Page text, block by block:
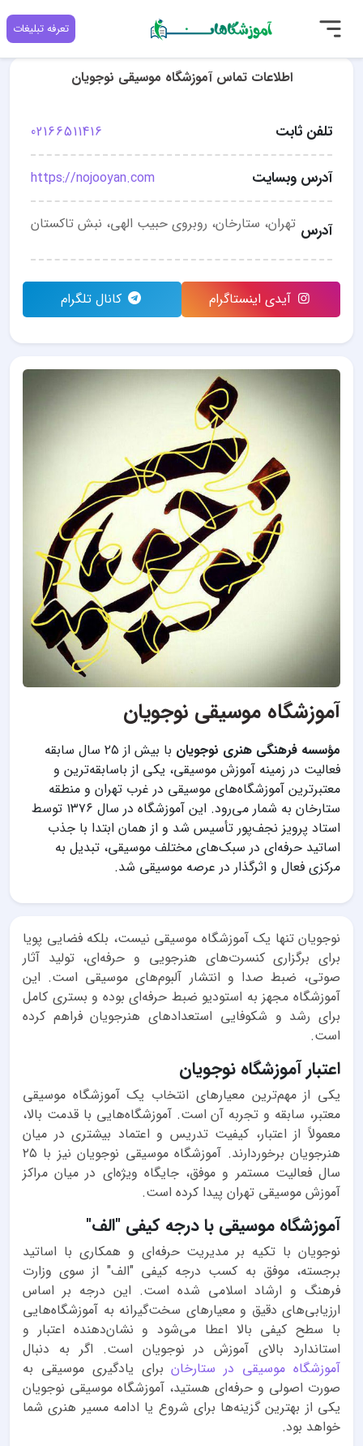
تعرفه تبلیغات
آموزشگاه موسیقی نوجویان
مؤسسه فرهنگی هنری نوجویان
با بیش از ۲۵ سال سابقه
فعالیت در زمینه آموزش موسیقی، یکی از باسابقه‌ترین و
معتبرترین آموزشگاه‌های موسیقی در غرب تهران و منطقه
ستارخان به شمار می‌رود. این آموزشگاه در سال ۱۳۷۶ توسط
استاد پرویز نجف‌پور تأسیس شد و از همان ابتدا با جذب
اساتید حرفه‌ای در سبک‌های مختلف موسیقی، تبدیل به
مرکزی فعال و اثرگذار در عرصه موسیقی شد.
نوجویان تنها یک آموزشگاه موسیقی نیست، بلکه فضایی پویا
برای برگزاری کنسرت‌های هنرجویی و حرفه‌ای، تولید آثار
صوتی، ضبط صدا و انتشار آلبوم‌های موسیقی است. این
آموزشگاه مجهز به استودیو ضبط حرفه‌ای بوده و بستری کامل
برای رشد و شکوفایی استعدادهای هنرجویان فراهم کرده
است.
اعتبار آموزشگاه نوجویان
یکی از مهم‌ترین معیارهای انتخاب یک آموزشگاه موسیقی
معتبر، سابقه و تجربه آن است. آموزشگاه‌هایی با قدمت بالا،
معمولاً از اعتبار، کیفیت تدریس و اعتماد بیشتری در میان
هنرجویان برخوردارند. آموزشگاه موسیقی نوجویان نیز با ۲۵
سال فعالیت مستمر و موفق، جایگاه ویژه‌ای در میان مراکز
آموزش موسیقی تهران پیدا کرده است.
آموزشگاه موسیقی با درجه کیفی "الف"
نوجویان با تکیه بر مدیریت حرفه‌ای و همکاری با اساتید
برجسته، موفق به کسب درجه کیفی "الف" از سوی وزارت
فرهنگ و ارشاد اسلامی شده است. این درجه بر اساس
ارزیابی‌های دقیق و معیارهای سخت‌گیرانه به آموزشگاه‌هایی
با سطح کیفی بالا اعطا می‌شود و نشان‌دهنده اعتبار و
استاندارد بالای آموزش در نوجویان است. اگر به دنبال
آموزشگاه موسیقی در ستارخانبرای یادگیری موسیقی به
صورت اصولی و حرفه‌ای هستید، آموزشگاه موسیقی نوجویان
یکی از بهترین گزینه‌ها برای شروع یا ادامه مسیر هنری شما
خواهد بود.
اطلاعات تماس آموزشگاه موسیقی نوجویان
تلفن ثابت 02166511416
آدرس وبسایت https://nojooyan.com
آدرس تهران، ستارخان، روبروی حبیب الهی، نبش تاکستان
آیدی اینستاگرام کانال تلگرام